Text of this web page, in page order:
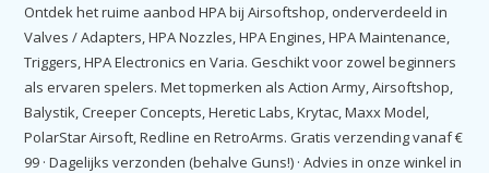
Ontdek het ruime aanbod HPA bij Airsoftshop, onderverdeeld in
Valves / Adapters, HPA Nozzles, HPA Engines, HPA Maintenance,
Triggers, HPA Electronics en Varia. Geschikt voor zowel beginners
als ervaren spelers. Met topmerken als Action Army, Airsoftshop,
Balystik, Creeper Concepts, Heretic Labs, Krytac, Maxx Model,
PolarStar Airsoft, Redline en RetroArms. Gratis verzending vanaf €
99 · Dagelijks verzonden (behalve Guns!) · Advies in onze winkel in